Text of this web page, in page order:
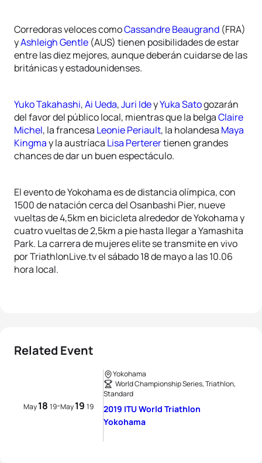
Corredoras veloces comoCassandre Beaugrand (FRA)
yAshleigh Gentle (AUS) tienen posibilidades de estar
entre las diez mejores, aunque deberán cuidarse de las
británicas y estadounidenses.
Yuko Takahashi,Ai Ueda,Juri IdeyYuka Satogozarán
del favor del público local, mientras que la belgaClaire
Michel, la francesa Leonie Periault, la holandesa Maya
Kingmay la austríaca Lisa Perterertienen grandes
chances de dar un buen espectáculo.
El evento de Yokohama es de distancia olímpica, con
1500 de natación cerca del Osanbashi Pier, nueve
vueltas de 4,5km en bicicleta alrededor de Yokohama y
cuatro vueltas de 2,5km a pie hasta llegar a Yamashita
Park. La carrera de mujeres elite se transmite en vivo
por TriathlonLive.tv el sábado 18 de mayo a las 10.06
hora local.
Related Event
May18 19-May19 19
Yokohama
World Championship Series, Triathlon,
Standard
2019 ITU World Triathlon
Yokohama